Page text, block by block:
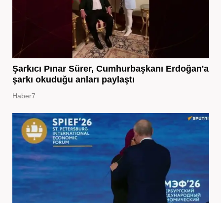
Şarkıcı Pınar Sürer, Cumhurbaşkanı Erdoğan'a
şarkı okuduğu anları paylaştı
Haber7